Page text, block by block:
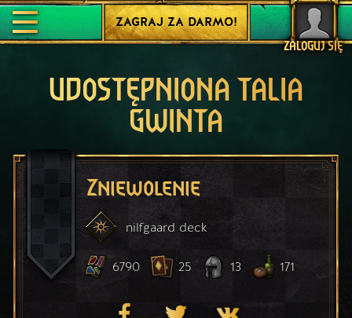
ZALOGUJ SIĘ
ZAGRAJ ZA DARMO!
UDOSTĘPNIONA TALIA
GWINTA
Zniewolenie
nilfgaard deck
6790 25 13 171